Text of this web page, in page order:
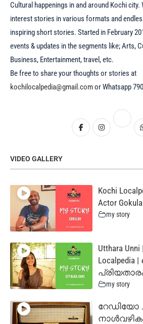
Cultural happenings in and around Kochi city.
interest stories in various formats and
inspiring short stories. Started in February
events & updates in the segments like; Arts,
Business, Entertainment, travel, etc.
Be free to share your thoughts or stories at
kochilocalpedia@gmail.comor Whatsapp
VIDEO GALLERY
Kochi
Actor
my story
Utthara Unni
my story
റേഡിയോ